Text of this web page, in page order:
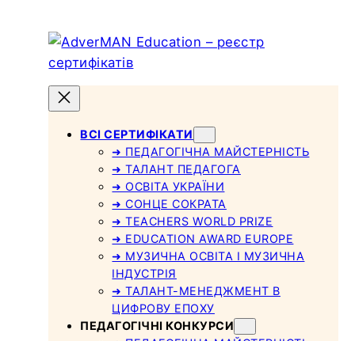
content
ВСІ СЕРТИФІКАТИ
➜ ПЕДАГОГІЧНА МАЙСТЕРНІСТЬ
➜ ТАЛАНТ ПЕДАГОГА
➜ ОСВІТА УКРАЇНИ
➜ СОНЦЕ СОКРАТА
➜ TEACHERS WORLD PRIZE
➜ EDUCATION AWARD EUROPE
➜ МУЗИЧНА ОСВІТА І МУЗИЧНА
ІНДУСТРІЯ
➜ ТАЛАНТ-МЕНЕДЖМЕНТ В
ЦИФРОВУ ЕПОХУ
ПЕДАГОГІЧНІ КОНКУРСИ